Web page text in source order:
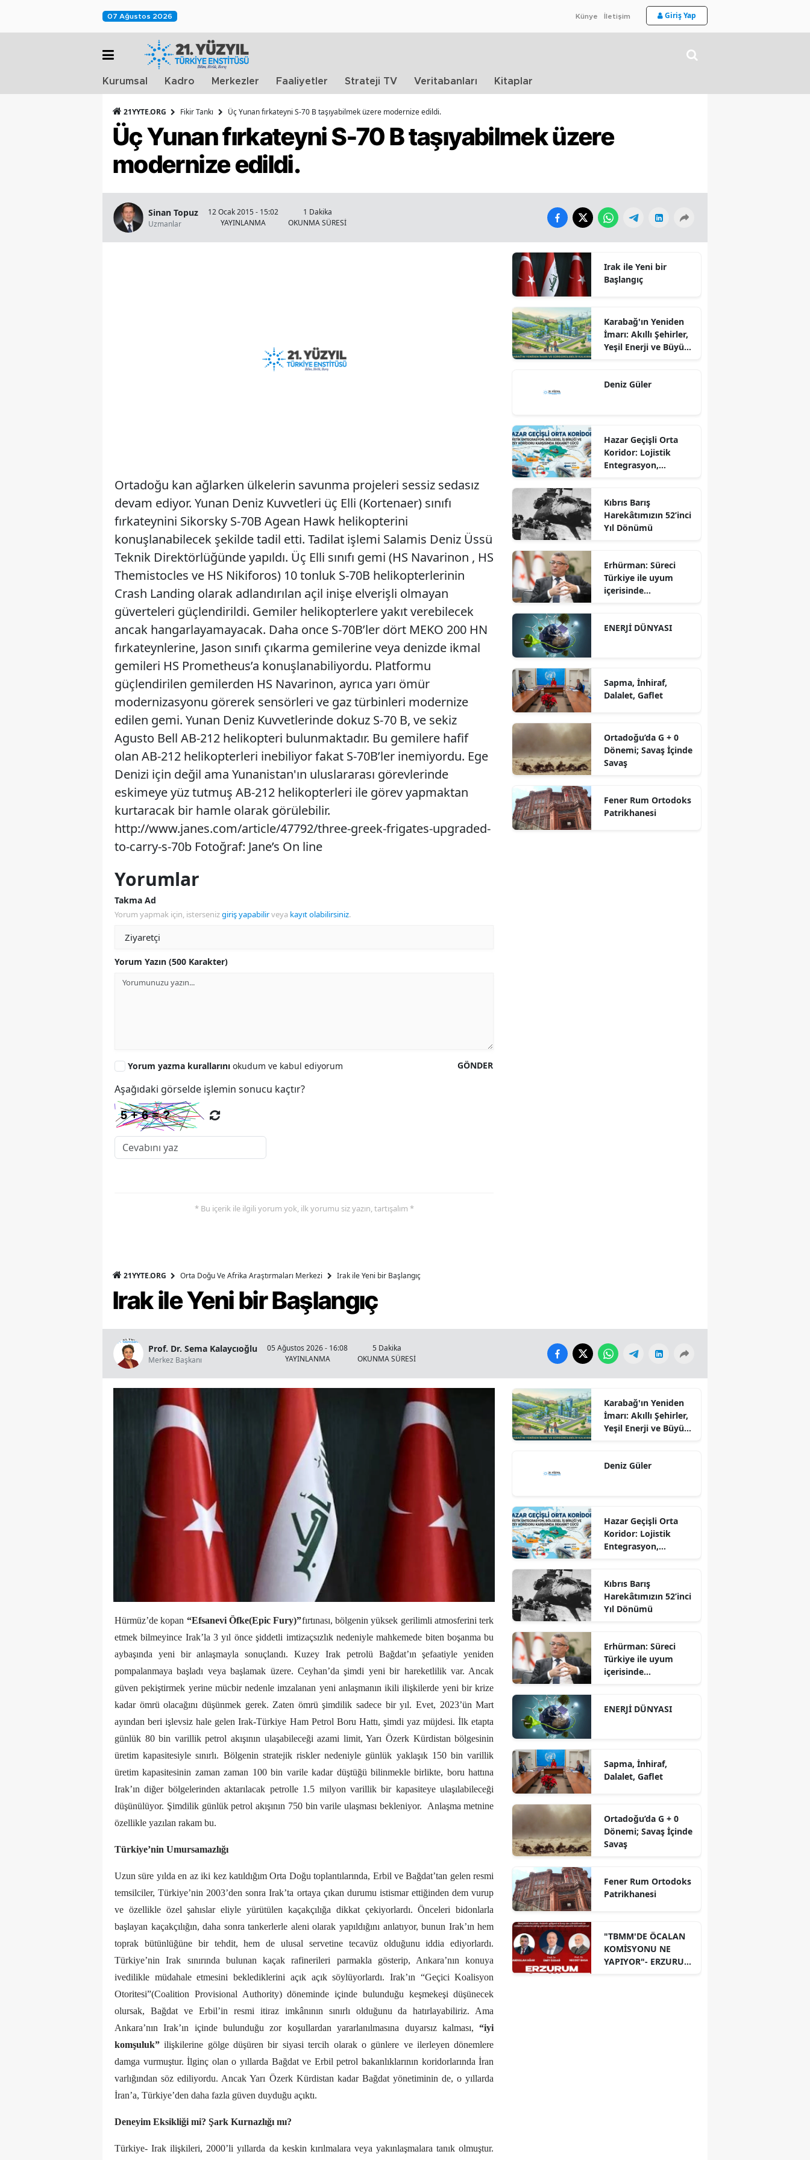
07 Ağustos 2026 Künye İletişim Giriş Yap
Kurumsal Kadro Merkezler Faaliyetler Strateji TV Veritabanları Kitaplar
21YYTE.ORG Fikir Tankı Üç Yunan fırkateyni S-70 B taşıyabilmek üzere modernize edildi.
Üç Yunan fırkateyni S-70 B taşıyabilmek üzere
modernize edildi.
Sinan Topuz
Uzmanlar
12 Ocak 2015 - 15:02
YAYINLANMA
1 Dakika
OKUNMA SÜRESİ
Ortadoğu kan ağlarken ülkelerin savunma projeleri sessiz sedasız
devam ediyor. Yunan Deniz Kuvvetleri üç Elli (Kortenaer) sınıfı
fırkateynini Sikorsky S-70B Agean Hawk helikopterini
konuşlanabilecek şekilde tadil etti. Tadilat işlemi Salamis Deniz Üssü
Teknik Direktörlüğünde yapıldı. Üç Elli sınıfı gemi (HS Navarinon , HS
Themistocles ve HS Nikiforos) 10 tonluk S-70B helikopterlerinin
Crash Landing olarak adlandırılan açil inişe elverişli olmayan
güverteleri güçlendirildi. Gemiler helikopterlere yakıt verebilecek
ancak hangarlayamayacak. Daha once S-70B’ler dört MEKO 200 HN
fırkateynlerine, Jason sınıfı çıkarma gemilerine veya denizde ikmal
gemileri HS Prometheus’a konuşlanabiliyordu. Platformu
güçlendirilen gemilerden HS Navarinon, ayrıca yarı ömür
modernizasyonu görerek sensörleri ve gaz türbinleri modernize
edilen gemi. Yunan Deniz Kuvvetlerinde dokuz S-70 B, ve sekiz
Agusto Bell AB-212 helikopteri bulunmaktadır. Bu gemilere hafif
olan AB-212 helikopterleri inebiliyor fakat S-70B’ler inemiyordu. Ege
Denizi için değil ama Yunanistan'ın uluslararası görevlerinde
eskimeye yüz tutmuş AB-212 helikopterleri ile görev yapmaktan
kurtaracak bir hamle olarak görülebilir.
http://www.janes.com/article/47792/three-greek-frigates-upgraded-
to-carry-s-70b Fotoğraf: Jane’s On line
Yorumlar
Takma Ad
Yorum yapmak için, istersenizgiriş yapabilirveya kayıt olabilirsiniz.
Yorum Yazın (500 Karakter)
GÖNDER
Yorum yazma kurallarını okudum ve kabul ediyorum
Aşağıdaki görselde işlemin sonucu kaçtır?
* Bu içerik ile ilgili yorum yok, ilk yorumu siz yazın, tartışalım *
Irak ile Yeni bir
Başlangıç
Karabağ'ın Yeniden
İmarı: Akıllı Şehirler,
Yeşil Enerji ve Büyük
Sürdürülebilir
Deniz Güler
Hazar Geçişli Orta
Koridor: Lojistik
Entegrasyon,
Karşısında Rekabet
Gücü
Kıbrıs Barış
Harekâtımızın 52’inci
Yıl Dönümü
Erhürman: Süreci
Türkiye ile uyum
içerisinde
ENERJİ DÜNYASI
Sapma, İnhiraf,
Dalalet, Gaflet
Ortadoğu’da G + 0
Dönemi; Savaş İçinde
Savaş
Fener Rum Ortodoks
Patrikhanesi
21YYTE.ORG Orta Doğu Ve Afrika Araştırmaları Merkezi Irak ile Yeni bir Başlangıç
Irak ile Yeni bir Başlangıç
Prof. Dr. Sema Kalaycıoğlu
Merkez Başkanı
05 Ağustos 2026 - 16:08
YAYINLANMA
5 Dakika
OKUNMA SÜRESİ
Hürmüz’de kopan “Efsanevi Öfke(Epic Fury)”fırtınası, bölgenin yüksek gerilimli atmosferini terk
etmek bilmeyince Irak’la 3 yıl önce şiddetli imtizaçsızlık nedeniyle mahkemede biten boşanma bu
aybaşında yeni bir anlaşmayla sonuçlandı. Kuzey Irak petrolü Bağdat’ın şefaatiyle yeniden
pompalanmaya başladı veya başlamak üzere. Ceyhan’da şimdi yeni bir hareketlilik var. Ancak
güven pekiştirmek yerine mücbir nedenle imzalanan yeni anlaşmanın ikili ilişkilerde yeni bir krize
kadar ömrü olacağını düşünmek gerek. Zaten ömrü şimdilik sadece bir yıl. Evet, 2023’ün Mart
ayından beri işlevsiz hale gelen Irak-Türkiye Ham Petrol Boru Hattı, şimdi yaz müjdesi. İlk etapta
günlük 80 bin varillik petrol akışının ulaşabileceği azami limit, Yarı Özerk Kürdistan bölgesinin
üretim kapasitesiyle sınırlı. Bölgenin stratejik riskler nedeniyle günlük yaklaşık 150 bin varillik
üretim kapasitesinin zaman zaman 100 bin varile kadar düştüğü bilinmekle birlikte, boru hattına
Irak’ın diğer bölgelerinden aktarılacak petrolle 1.5 milyon varillik bir kapasiteye ulaşılabileceği
düşünülüyor. Şimdilik günlük petrol akışının 750 bin varile ulaşması bekleniyor. Anlaşma metnine
özellikle yazılan rakam bu.
Türkiye’nin Umursamazlığı
Uzun süre yılda en az iki kez katıldığım Orta Doğu toplantılarında, Erbil ve Bağdat’tan gelen resmi
temsilciler, Türkiye’nin 2003’den sonra Irak’ta ortaya çıkan durumu istismar ettiğinden dem vurup
ve özellikle özel şahıslar eliyle yürütülen kaçakçılığa dikkat çekiyorlardı. Önceleri bidonlarla
başlayan kaçakçılığın, daha sonra tankerlerle aleni olarak yapıldığını anlatıyor, bunun Irak’ın hem
toprak bütünlüğüne bir tehdit, hem de ulusal servetine tecavüz olduğunu iddia ediyorlardı.
Türkiye’nin Irak sınırında bulunan kaçak rafinerileri parmakla gösterip, Ankara’nın konuya
ivedilikle müdahale etmesini beklediklerini açık açık söylüyorlardı. Irak’ın “Geçici Koalisyon
Otoritesi”(Coalition Provisional Authority) döneminde içinde bulunduğu keşmekeşi düşünecek
olursak, Bağdat ve Erbil’in resmi itiraz imkânının sınırlı olduğunu da hatırlayabiliriz. Ama
Ankara’nın Irak’ın içinde bulunduğu zor koşullardan yararlanılmasına duyarsız kalması,“iyi
komşuluk” ilişkilerine gölge düşüren bir siyasi tercih olarak o günlere ve ilerleyen dönemlere
damga vurmuştur. İlginç olan o yıllarda Bağdat ve Erbil petrol bakanlıklarının koridorlarında İran
varlığından söz ediliyordu. Ancak Yarı Özerk Kürdistan kadar Bağdat yönetiminin de, o yıllarda
İran’a, Türkiye’den daha fazla güven duyduğu açıktı.
Deneyim Eksikliği mi? Şark Kurnazlığı mı?
Türkiye- Irak ilişkileri, 2000’li yıllarda da keskin kırılmalara veya yakınlaşmalara tanık olmuştur.
Karabağ'ın Yeniden
İmarı: Akıllı Şehirler,
Yeşil Enerji ve Büyük
Sürdürülebilir
Deniz Güler
Hazar Geçişli Orta
Koridor: Lojistik
Entegrasyon,
Karşısında Rekabet
Gücü
Kıbrıs Barış
Harekâtımızın 52’inci
Yıl Dönümü
Erhürman: Süreci
Türkiye ile uyum
içerisinde
ENERJİ DÜNYASI
Sapma, İnhiraf,
Dalalet, Gaflet
Ortadoğu’da G + 0
Dönemi; Savaş İçinde
Savaş
Fener Rum Ortodoks
Patrikhanesi
"TBMM'DE ÖCALAN
KOMİSYONU NE
YAPIYOR"- ERZURUM